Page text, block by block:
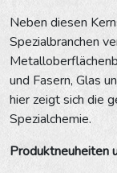
Neben diesen
Spezialbranchen
und Fasern, Glas
hier zeigt sich die
Spezialchemie.
Produktneuheiten